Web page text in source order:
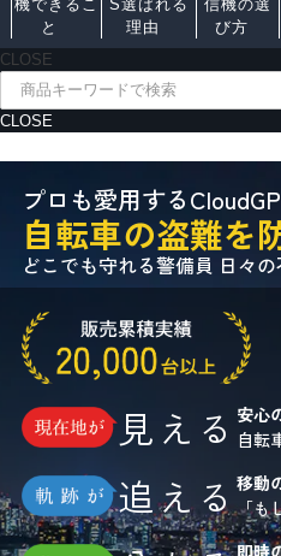
機できるこ
と
S選ばれる
理由
信機の選
び方
CLOSE
CLOSE
プロも愛用する
自転車の盗難を
どこでも守れる警備員 日々
見える 安心
自転
追える 移動
「も
即時